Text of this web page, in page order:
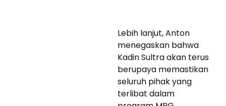
Lebih lanjut, Anton
menegaskan bahwa
Kadin Sultra akan terus
berupaya memastikan
seluruh pihak yang
terlibat dalam